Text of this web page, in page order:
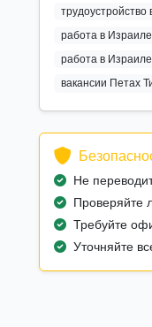
трудоустройство
работа в
работа в
вакансии Петах
Не
Проверяйте
Требуйте
Уточняйте